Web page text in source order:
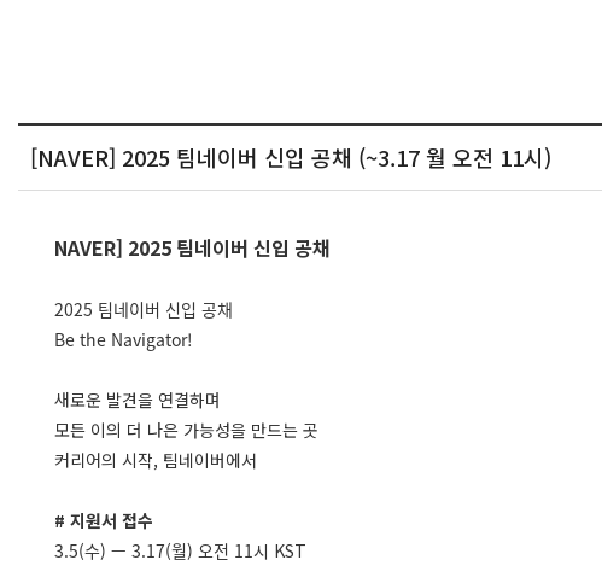
[NAVER] 2025 팀네이버 신입 공채 (~3.17 월 오전 11시)
NAVER] 2025 팀네이버 신입 공채
2025 팀네이버 신입 공채
Be the Navigator!
새로운 발견을 연결하며
모든 이의 더 나은 가능성을 만드는 곳
커리어의 시작, 팀네이버에서
# 지원서 접수
3.5(수) — 3.17(월) 오전 11시 KST